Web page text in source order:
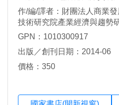
作/編/譯者：財團法人商業
技術研究院產業經濟與趨勢
諮詢顧問股份有限公司
GPN：1010300917
出版／創刊日期：2014-06
價格：350